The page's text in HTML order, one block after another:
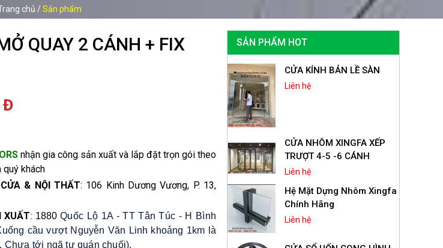
chủ / Sản phẩm
QUAY 2 CÁNH + FIX
Đ
nhận gia công sản xuất và lắp đặt trọn gói theo
quý khách
& NỘI THẤT: 106 Kinh Dương Vương, P. 13,
XUẤT: 1880Quốc Lộ 1A - TT Tân Túc - H Bình
cầu vượt Nguyễn Văn Linh khoảng 1km là
Chưa tới ngã tư quán chuối).
SẢN PHẨM HOT
CỬA KÍNH BẢN LỀ SÀN
Liên hệ
CỬA NHÔM XINGFA XẾP
TRƯỢT 4-5 -6 CÁNH
Liên hệ
Hệ Mặt Dựng Nhôm Xingfa
Chính Hãng
Liên hệ